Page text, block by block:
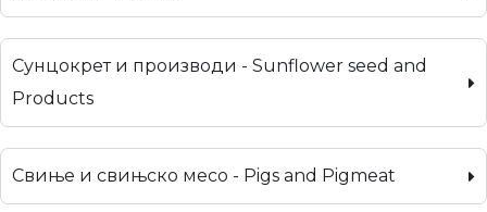
Сунцокрет и производи - Sunflower seed and
Products
Свиње и свињско месо - Pigs and Pigmeat